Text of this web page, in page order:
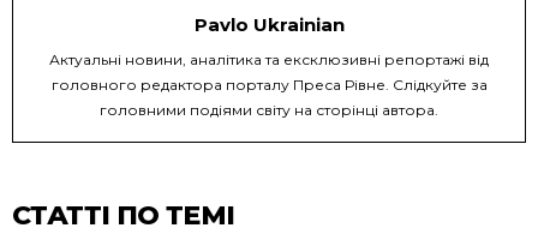
Pavlo Ukrainian
Актуальні новини, аналітика та ексклюзивні репортажі від
головного редактора порталу Преса Рівне. Слідкуйте за
головними подіями світу на сторінці автора.
СТАТТІ ПО ТЕМІ